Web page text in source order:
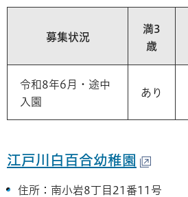
募集状況
満3
歳
令和8年6月・途中
入園
あり
江戸川白百合幼稚園
住所：南小岩8丁目21番11号